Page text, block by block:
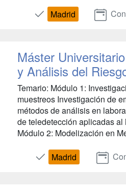
Madrid
Máster
y Análisis del
Temario: Módulo 1:
muestreos Investigación de
métodos de análisis en
de teledetección aplicadas
Módulo 2: Modelización en
Madrid